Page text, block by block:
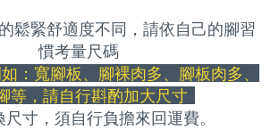
鬆緊舒適度不同，請依自己的腳習
慣考量尺碼
：寬腳板、腳裸肉多、腳板肉多、
等，請自行斟酌加大尺寸
尺寸，須自行負擔來回運費。